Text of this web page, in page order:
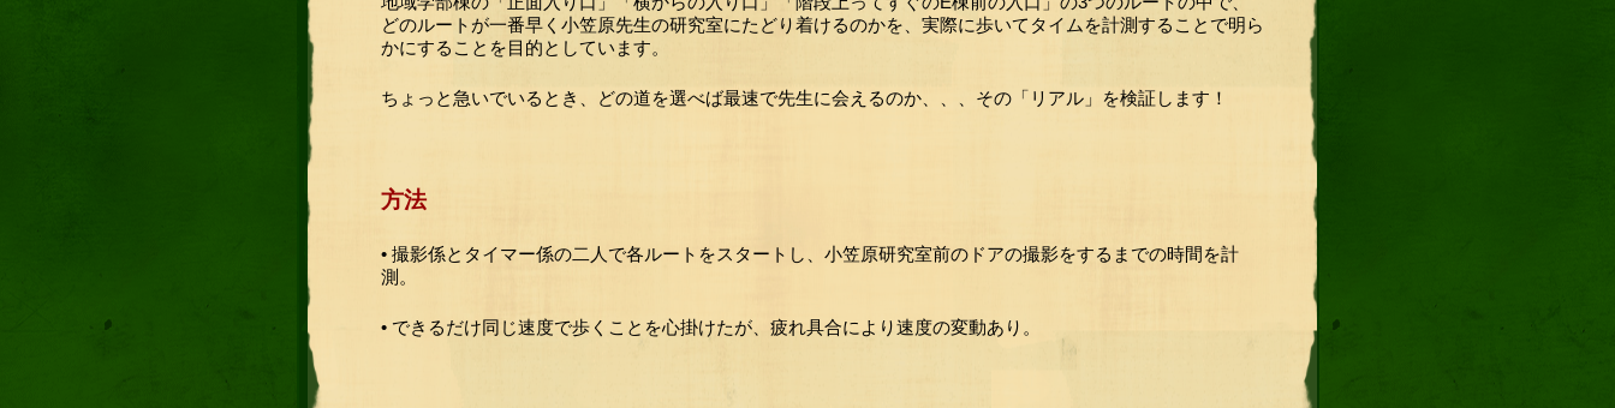
どのルートが一番早く小笠原先生の研究室にたどり着けるのかを、実際に歩いてタイムを計測することで明ら
かにすることを目的としています。
ちょっと急いでいるとき、どの道を選べば最速で先生に会えるのか、、、その「リアル」を検証します！
方法
• 撮影係とタイマー係の二人で各ルートをスタートし、小笠原研究室前のドアの撮影をするまでの時間を計
測。
• できるだけ同じ速度で歩くことを心掛けたが、疲れ具合により速度の変動あり。